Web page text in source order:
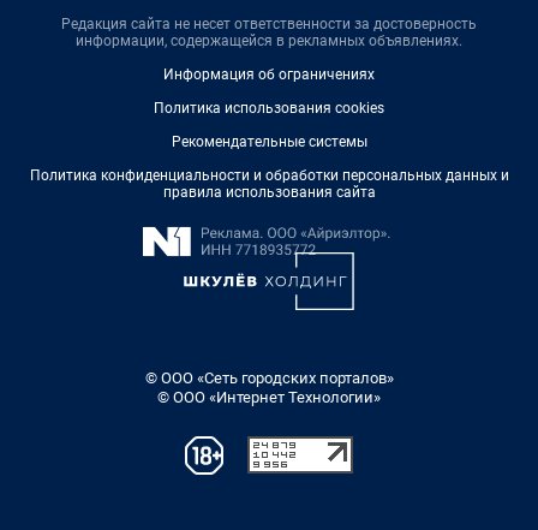
Редакция сайта не несет ответственности за достоверность
информации, содержащейся в рекламных объявлениях.
Информация об ограничениях
Политика использования cookies
Рекомендательные системы
Политика конфиденциальности и обработки персональных данных и
правила использования сайта
© ООО «Сеть городских порталов»
© ООО «Интернет Технологии»